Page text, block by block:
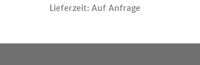
Lieferzeit: Auf Anfrage